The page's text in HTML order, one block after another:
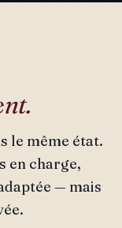
le même état.
en charge,
— mais